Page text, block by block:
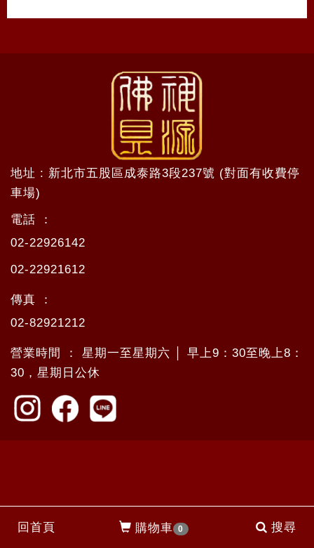
回首頁 購物車 0 搜尋
地址 : 新北市五股區成泰路3段237號 (對面有收費停
車場)
電話 ：
02-22926142
02-22921612
傳真 ：
02-82921212
營業時間 ： 星期一至星期六 │ 早上9：30至晚上8：
30，星期日公休